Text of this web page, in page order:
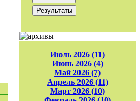
Июль 2026 (11)
Июнь 2026 (4)
Май 2026 (7)
Апрель 2026 (11)
Март 2026 (10)